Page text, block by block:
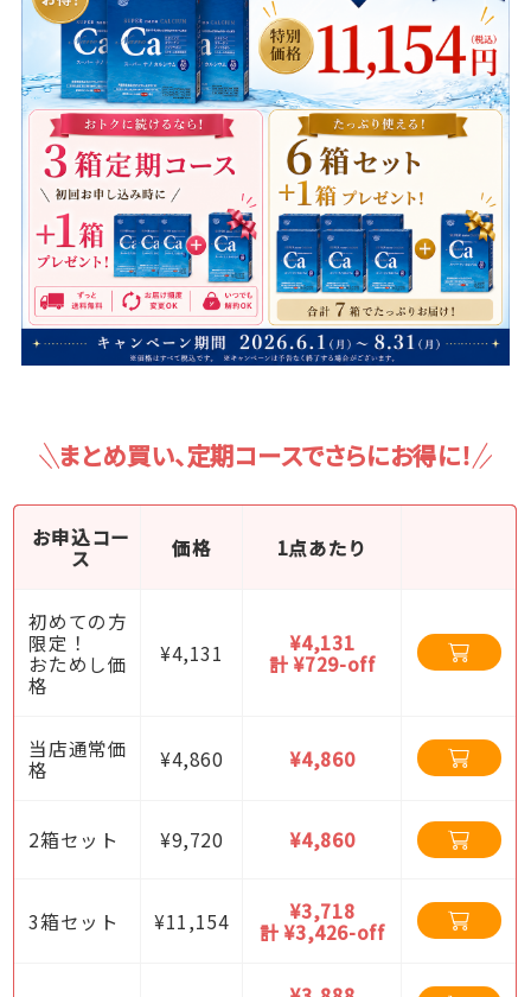
まとめ買い、定期コースでさらにお得に！
お申込コー
ス
価格 1点あたり
初めての方
限定！
おためし価
格
¥4,131
¥4,131
計 ¥729-off
当店通常価
格
¥4,860 ¥4,860
2箱セット ¥9,720 ¥4,860
3箱セット ¥11,154
¥3,718
計 ¥3,426-off